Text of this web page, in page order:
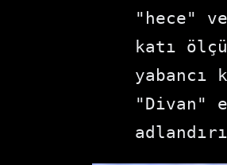
"hece"
katı
yabancı
"Divan"